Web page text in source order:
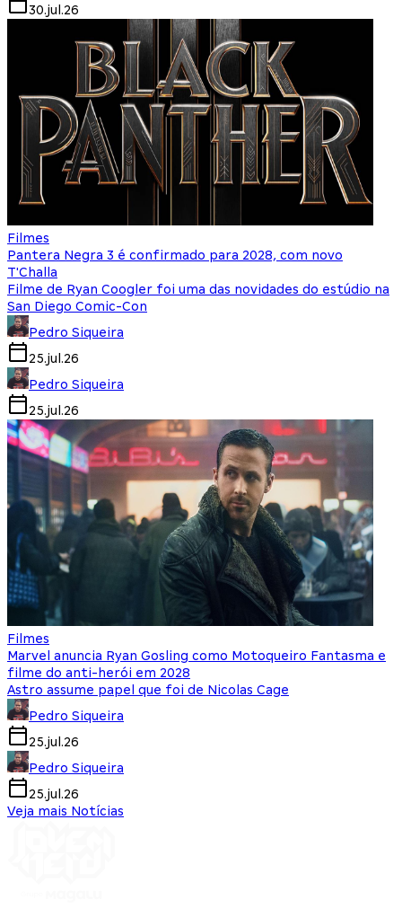
30.jul.26
Filmes
Pantera Negra 3 é confirmado para 2028, com novo
T'Challa
Filme de Ryan Coogler foi uma das novidades do estúdio na
San Diego Comic-Con
Pedro Siqueira
25.jul.26
Pedro Siqueira
25.jul.26
Filmes
Marvel anuncia Ryan Gosling como Motoqueiro Fantasma e
filme do anti-herói em 2028
Astro assume papel que foi de Nicolas Cage
Pedro Siqueira
25.jul.26
Pedro Siqueira
25.jul.26
Veja mais Notícias